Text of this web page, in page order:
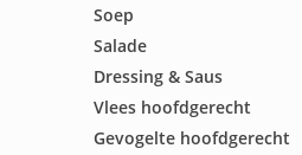
Soep
Salade
Dressing & Saus
Vlees hoofdgerecht
Gevogelte hoofdgerecht